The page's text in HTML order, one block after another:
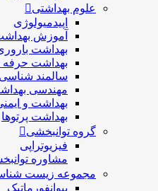
علوم بهداشتی
اپیدمیولوژی
آموزش
بهداشت
بهداشت حرفه
سالمند شناسی
مهندسی
بهداشت و
بهداشت پرتوها
گروه توانبخشی
فیزیوتراپی
مشاوره
مجموعه زیست
بیوانفورماتیک